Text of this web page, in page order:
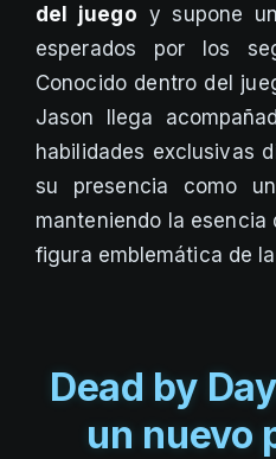
del juego y supone
esperados por los
Conocido dentro del
Jason llega
habilidades exclusivas
su presencia como
manteniendo la
figura emblemática de
Dead by
un nuevo